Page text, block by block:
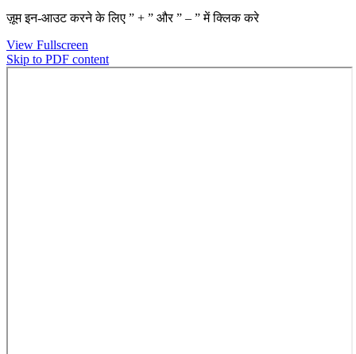
ज़ूम इन-आउट करने के लिए ” + ” और ” – ” में क्लिक करे
View Fullscreen
Skip to PDF content